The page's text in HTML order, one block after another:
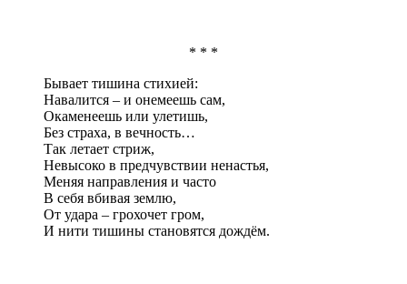
* * *
Бывает тишина стихией:
Навалится – и онемеешь сам,
Окаменеешь или улетишь,
Без страха, в вечность…
Так летает стриж,
Невысоко в предчувствии ненастья,
Меняя направления и часто
В себя вбивая землю,
От удара – грохочет гром,
И нити тишины становятся дождём.